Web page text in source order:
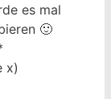
es mal
🙂
x)